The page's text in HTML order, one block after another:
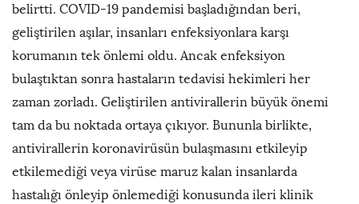
belirtti. COVID-19 pandemisi başladığından beri,
geliştirilen aşılar, insanları enfeksiyonlara karşı
korumanın tek önlemi oldu. Ancak enfeksiyon
bulaştıktan sonra hastaların tedavisi hekimleri her
zaman zorladı. Geliştirilen antivirallerin büyük önemi
tam da bu noktada ortaya çıkıyor. Bununla birlikte,
antivirallerin koronavirüsün bulaşmasını etkileyip
etkilemediği veya virüse maruz kalan insanlarda
hastalığı önleyip önlemediği konusunda ileri klinik